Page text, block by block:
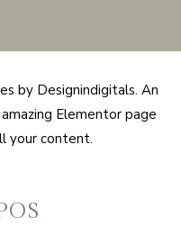
by Designindigitals. An
Elementor page
your content.